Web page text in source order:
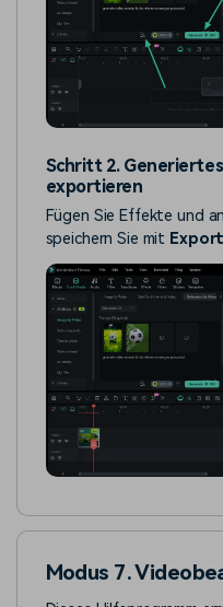
Schritt 2.
exportieren
Fügen Sie Effekte und
speichern Sie mit
Modus 7.